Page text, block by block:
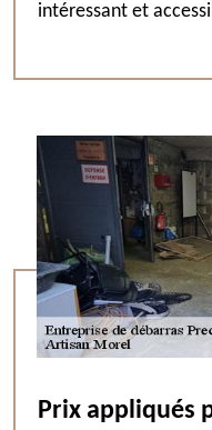
intéressant et
Prix appliqués